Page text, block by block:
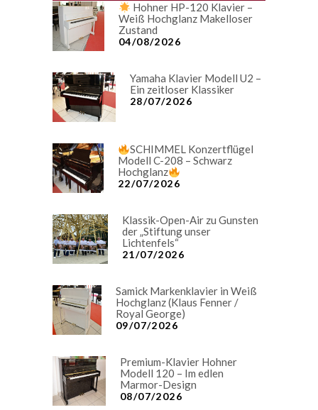
Hohner HP-120 Klavier –
Weiß Hochglanz Makelloser
Zustand
04/08/2026
Yamaha Klavier Modell U2 –
Ein zeitloser Klassiker
28/07/2026
SCHIMMEL Konzertflügel
Modell C-208 – Schwarz
Hochglanz
22/07/2026
Klassik-Open-Air zu Gunsten
der „Stiftung unser
Lichtenfels“
21/07/2026
Samick Markenklavier in Weiß
Hochglanz (Klaus Fenner /
Royal George)
09/07/2026
Premium-Klavier Hohner
Modell 120 – Im edlen
Marmor-Design
08/07/2026